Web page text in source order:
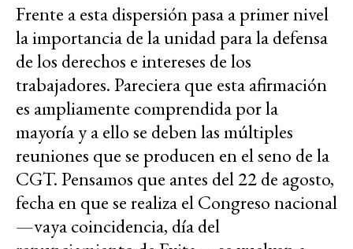
Frente a esta dispersión pasa a primer nivel
la importancia de la unidad para la defensa
de los derechos e intereses de los
trabajadores. Pareciera que esta afirmación
es ampliamente comprendida por la
mayoría y a ello se deben las múltiples
reuniones que se producen en el seno de la
CGT. Pensamos que antes del 22 de agosto,
fecha en que se realiza el Congreso nacional
—vaya coincidencia, día del